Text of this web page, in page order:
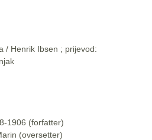
/ Henrik Ibsen ; prijevod:
1906 (forfatter)
(oversetter)